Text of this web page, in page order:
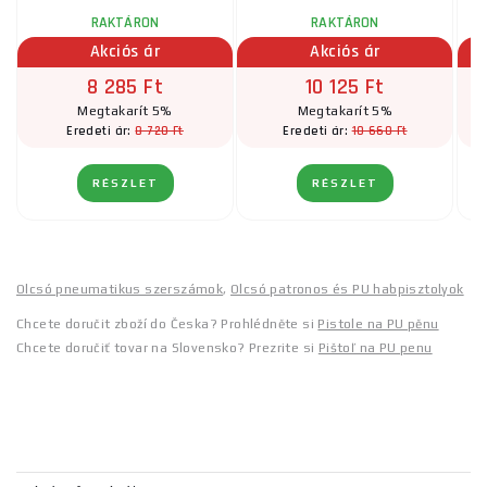
RAKTÁRON
Akciós ár
8 285 Ft
Megtakarít 5%
Eredeti ár:8 720 Ft
RÉSZLET
RAKTÁRON
Akciós ár
10 125 Ft
Megtakarít 5%
Eredeti ár:10 660 Ft
RÉSZLET
Olcsó pneumatikus szerszámok, Olcsó patronos és PU habpisztolyok
Chcete doručit zboží do Česka? Prohlédněte si Pistole na PU pěnu
Chcete doručiť tovar na Slovensko? Prezrite si Pištoľ na PU penu